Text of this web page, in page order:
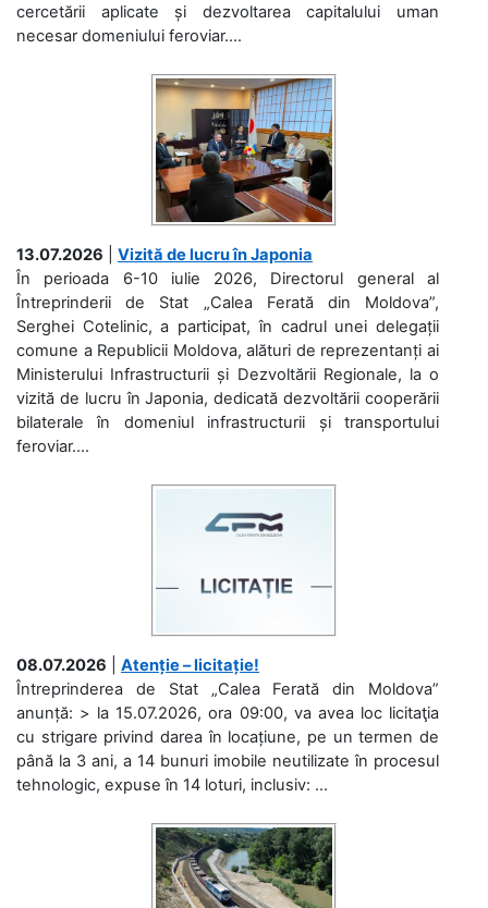
cercetării aplicate și dezvoltarea capitalului uman
necesar domeniului feroviar....
13.07.2026
Vizită de lucru în Japonia
În perioada 6-10 iulie 2026, Directorul general al
Întreprinderii de Stat „Calea Ferată din Moldova”,
Serghei Cotelinic, a participat, în cadrul unei delegații
comune a Republicii Moldova, alături de reprezentanți ai
Ministerului Infrastructurii și Dezvoltării Regionale, la o
vizită de lucru în Japonia, dedicată dezvoltării cooperării
bilaterale în domeniul infrastructurii și transportului
feroviar....
08.07.2026
Atenție – licitație!
Întreprinderea de Stat „Calea Ferată din Moldova”
anunță: > la 15.07.2026, ora 09:00, va avea loc licitaţia
cu strigare privind darea în locațiune, pe un termen de
până la 3 ani, a 14 bunuri imobile neutilizate în procesul
tehnologic, expuse în 14 loturi, inclusiv: ...